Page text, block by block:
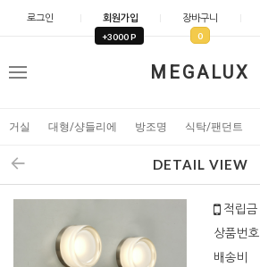
로그인 회원가입
+3000 P
장바구니
0
MEGALUX
메
거실 대형/샹들리에 방조명 식탁/팬던트
DETAIL VIEW
적립금
상품번호
배송비